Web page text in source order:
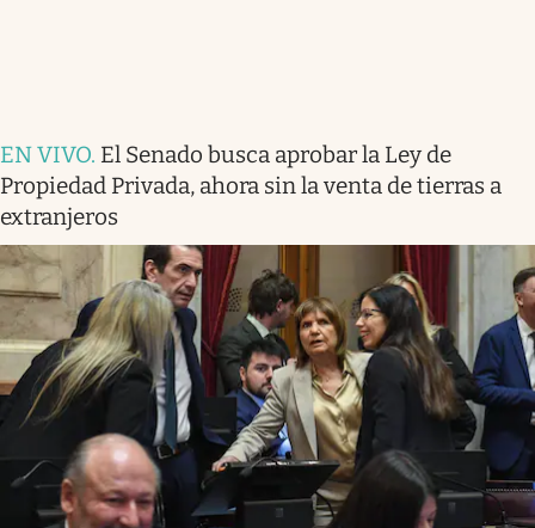
EN VIVO. El Senado busca aprobar la Ley de
Propiedad Privada, ahora sin la venta de tierras a
extranjeros